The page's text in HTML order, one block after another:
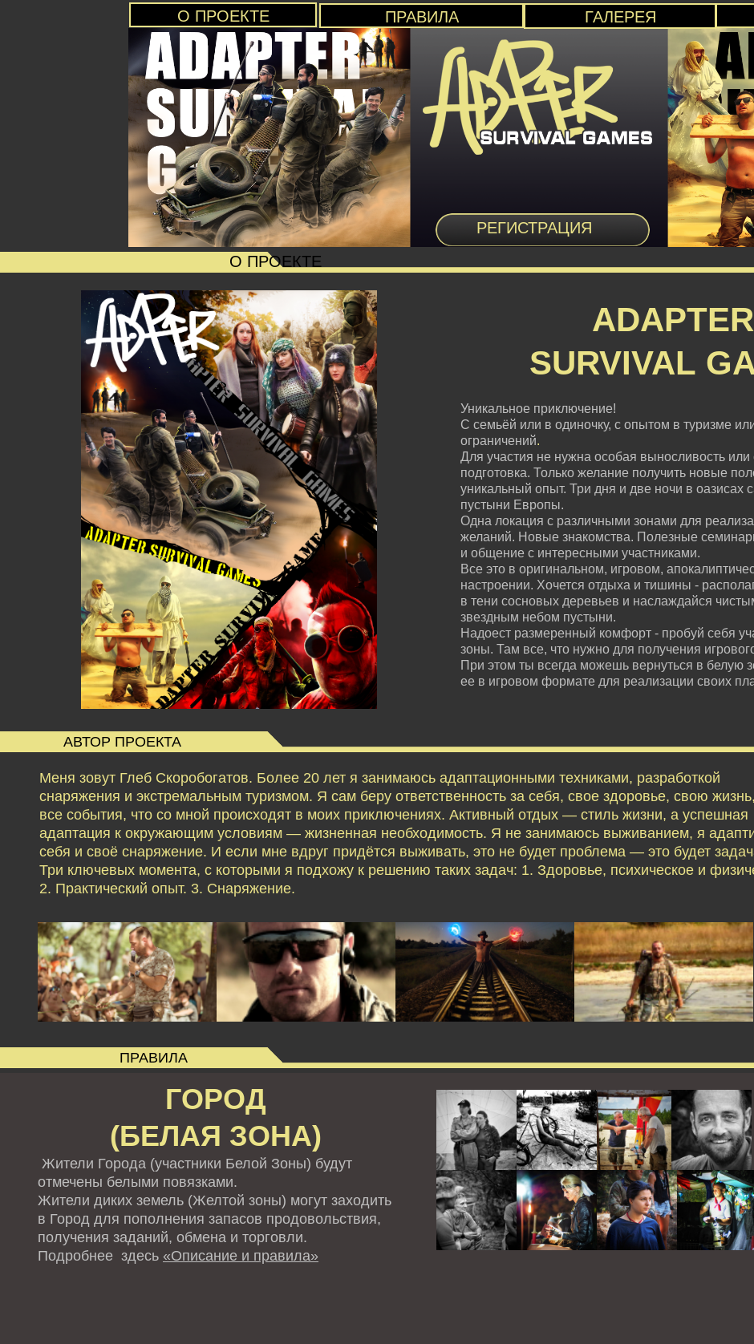
О ПРОЕКТЕ ПРАВИЛА ГАЛЕРЕЯ
РЕГИСТРАЦИЯ
О ПРОЕКТЕ
ADAPTER
SURVIVAL
Уникальное приключение!
С семьёй или в одиночку, с опытом в туризме
ограничений.
Для участия не нужна особая выносливость или
подготовка. Только желание получить новые
уникальный опыт. Три дня и две ночи в оазисах
пустыни Европы.
Одна локация с различными зонами для
желаний. Новые знакомства. Полезные
и общение с интересными участниками.
Все это в оригинальном, игровом,
настроении. Хочется отдыха и тишины -
в тени сосновых деревьев и наслаждайся
звездным небом пустыни.
Надоест размеренный комфорт - пробуй себя
зоны. Там все, что нужно для получения
При этом ты всегда можешь вернуться в белую
ее в игровом формате для реализации своих
АВТОР ПРОЕКТА
Меня зовут Глеб Скоробогатов. Более 20 лет я занимаюсь адаптационными техниками, разработкой
снаряжения и экстремальным туризмом. Я сам беру ответственность за себя, свое здоровье, свою
все события, что со мной происходят в моих приключениях. Активный отдых — стиль жизни, а успешная
адаптация к окружающим условиям — жизненная необходимость. Я не занимаюсь выживанием, я
себя и своё снаряжение. И если мне вдруг придётся выживать, это не будет проблема — это будет
Три ключевых момента, с которыми я подхожу к решению таких задач: 1. Здоровье, психическое и
2. Практический опыт. 3. Снаряжение.
ПРАВИЛА
ГОРОД
(БЕЛАЯ ЗОНА)
Жители Города (участники Белой Зоны) будут
отмечены белыми повязками.
Жители диких земель (Желтой зоны) могут заходить
в Город для пополнения запасов продовольствия,
получения заданий, обмена и торговли.
Подробнее здесь «Описание и правила»